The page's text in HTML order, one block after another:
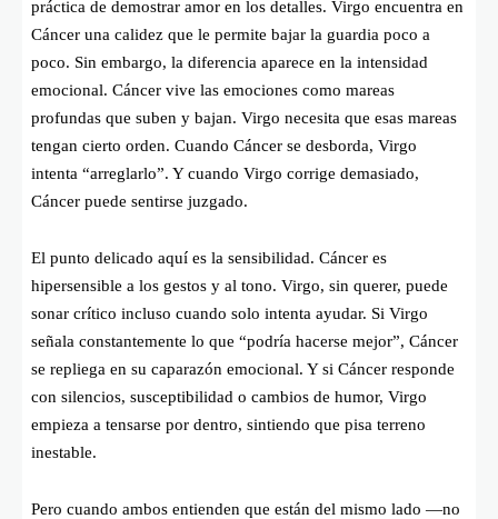
práctica de demostrar amor en los detalles. Virgo encuentra en
Cáncer una calidez que le permite bajar la guardia poco a
poco. Sin embargo, la diferencia aparece en la intensidad
emocional. Cáncer vive las emociones como mareas
profundas que suben y bajan. Virgo necesita que esas mareas
tengan cierto orden. Cuando Cáncer se desborda, Virgo
intenta “arreglarlo”. Y cuando Virgo corrige demasiado,
Cáncer puede sentirse juzgado.
El punto delicado aquí es la sensibilidad. Cáncer es
hipersensible a los gestos y al tono. Virgo, sin querer, puede
sonar crítico incluso cuando solo intenta ayudar. Si Virgo
señala constantemente lo que “podría hacerse mejor”, Cáncer
se repliega en su caparazón emocional. Y si Cáncer responde
con silencios, susceptibilidad o cambios de humor, Virgo
empieza a tensarse por dentro, sintiendo que pisa terreno
inestable.
Pero cuando ambos entienden que están del mismo lado —no